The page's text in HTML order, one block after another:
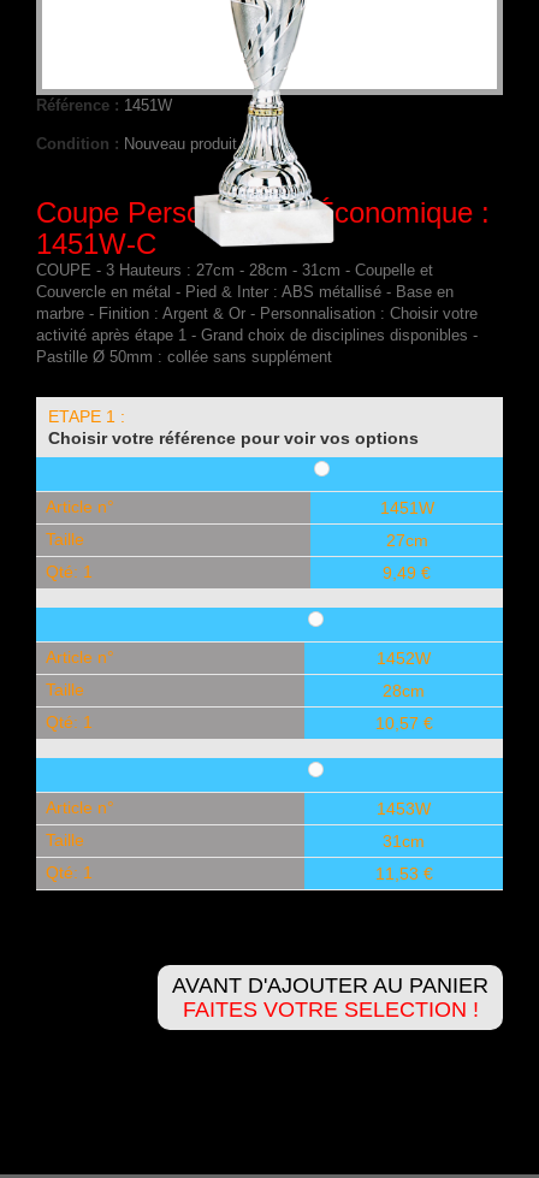
Référence : 1451W
Condition : Nouveau produit
Coupe Personnalisée Économique :
1451W-C
COUPE - 3 Hauteurs : 27cm - 28cm - 31cm - Coupelle et
Couvercle en métal - Pied & Inter : ABS métallisé - Base en
marbre - Finition : Argent & Or - Personnalisation : Choisir votre
activité après étape 1 - Grand choix de disciplines disponibles -
Pastille Ø 50mm : collée sans supplément
ETAPE 1 :
Choisir votre référence pour voir vos options
Article n°
1451W
Taille
27cm
Qté: 1
9,49 €
Article n°
1452W
Taille
28cm
Qté: 1
10,57 €
Article n°
1453W
Taille
31cm
Qté: 1
11,53 €
AVANT D'AJOUTER AU PANIER
FAITES VOTRE SELECTION !